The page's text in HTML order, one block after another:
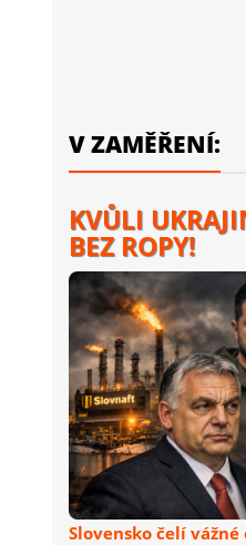
V ZAMĚŘENÍ:
KVŮLI
BEZ ROPY!
Slovensko čelí